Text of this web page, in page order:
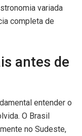
variada
completa de
antes de
entender o
O Brasil
no Sudeste,